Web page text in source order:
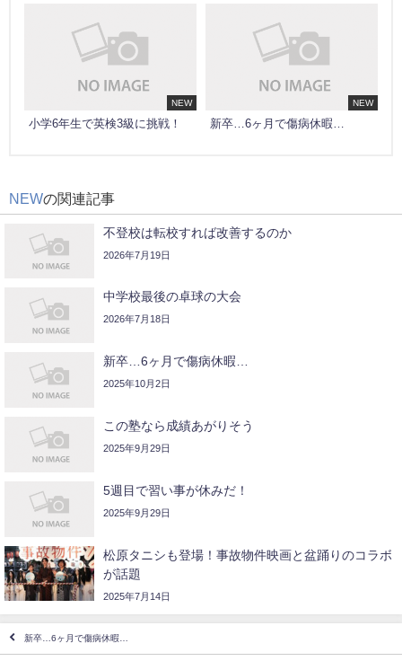
NEW
小学6年生で英検3級に挑戦！
NEW
新卒…6ヶ月で傷病休暇…
NEWの関連記事
不登校は転校すれば改善するのか
2026年7月19日
中学校最後の卓球の大会
2026年7月18日
新卒…6ヶ月で傷病休暇…
2025年10月2日
この塾なら成績あがりそう
2025年9月29日
5週目で習い事が休みだ！
2025年9月29日
松原タニシも登場！事故物件映画と盆踊りのコラボ
が話題
2025年7月14日
新卒…6ヶ月で傷病休暇…